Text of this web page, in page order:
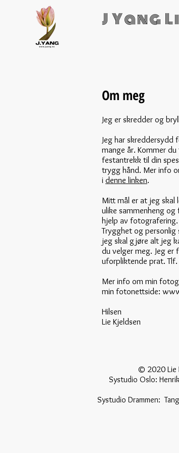
J Yang
Om meg
Jeg er skredder og
Jeg har skreddersydd
mange år. Kommer
festantrekk til din
trygg hånd. Mer info
i denne linken.
Mitt mål er at jeg skal
ulike sammenheng
hjelp av
Trygghet og
jeg skal gjøre alt jeg
du velger meg. Jeg er
uforpliktende prat.
Mer info om min
min fotonettside:
Hilsen
Lie Kjeldsen
© 2020
Systudio Oslo:
Systudio